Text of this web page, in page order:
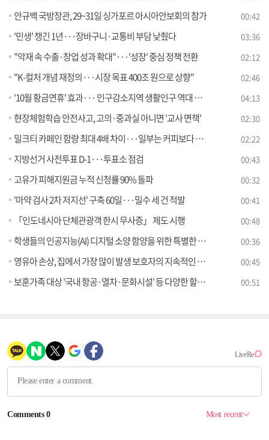
안규백 국방장관, 29~31일 싱가포르 아시아안보회의 참가 00:42
'민생' 챙긴 1년···장바구니·교통비 부담 낮췄다 03:36
"악재 속 수출·창업 성과 확대"···'성장' 중심 정책 전환 02:12
"K-컬처 개념 재정의···시장 목표 400조 원으로 상향" 02:46
'10월 황금연휴' 효과··· 인구감소지역 생활인구 역대 최대 [뉴스의 맥] 04:13
현장체험학습 안전사고, 고의·중과실 아니면 '교사 면책' 02:30
밀크티 카페인 함량 최대 4배 차이···일부는 커피보다 높아 02:22
지방선거 사전투표 D-1···투표소 점검 00:43
고유가 피해지원금 누적 신청률 90% 돌파 00:32
'마약 검사 2차 저지선' 구축 60일···밀수 세 건 적발 00:41
「인도네시아 단체관광객 한시 무사증」 제도 시행 00:48
학생들의 인공지능(AI) 디지털 소양 함양을 위한 특별한 프로그램이 찾아갑니다 00:36
영유아 손상, 집에서 가장 많이 발생 보호자의 지속적인 환경 점검 필요 00:45
보훈가족 대상 '국내 항공·열차·문화시설' 등 다양한 할인 혜택 제공 00:51